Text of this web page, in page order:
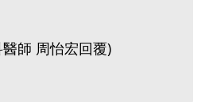
師 周怡宏回覆)